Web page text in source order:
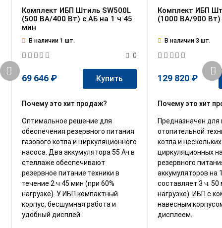
Комплект ИБП Штиль SW500L
(500 ВА/400 Вт) c АБ на 1 ч 45
мин
В наличии 1 шт.
0
69 646 ₽ Купить
Почему это хит продаж?
Оптимальное решение для
обеспечения резервного питания
газового котла и циркуляционного
насоса. Два аккумулятора 55 Ач в
стеллаже обеспечивают
резервное питание техники в
течение 2 ч 45 мин (при 60%
нагрузке). У ИБП компактный
корпус, бесшумная работа и
удобный дисплей.
Комплект ИБП
(1000 ВА/900 Вт)
В наличии 3 шт.
129 820 ₽
Почему это хит
Предназначен для
отопительной
котла и нескольких
циркуляционных
резервного
аккумуляторов на
составляет 3 ч. 50
нагрузке). ИБП с
навесным
дисплеем.